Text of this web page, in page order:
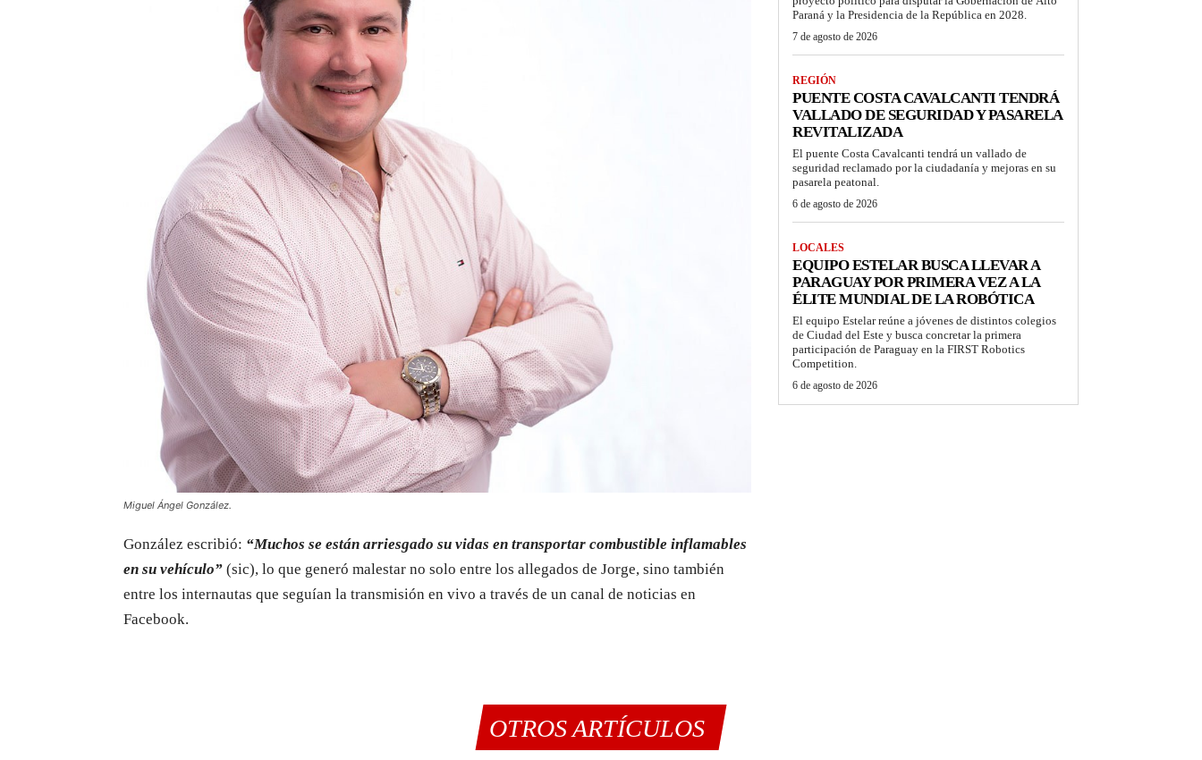
Miguel Ángel González.
González escribió: “Muchos se están arriesgado su vidas en transportar combustible inflamables
en su vehículo” (sic), lo que generó malestar no solo entre los allegados de Jorge, sino también
entre los internautas que seguían la transmisión en vivo a través de un canal de noticias en
Facebook.
Paraná y la Presidencia de la República en 2028.
7 de agosto de 2026
REGIÓN
PUENTE COSTA CAVALCANTI TENDRÁ
VALLADO DE SEGURIDAD Y PASARELA
REVITALIZADA
El puente Costa Cavalcanti tendrá un vallado de
seguridad reclamado por la ciudadanía y mejoras en su
pasarela peatonal.
6 de agosto de 2026
LOCALES
EQUIPO ESTELAR BUSCA LLEVAR A
PARAGUAY POR PRIMERA VEZ A LA
ÉLITE MUNDIAL DE LA ROBÓTICA
El equipo Estelar reúne a jóvenes de distintos colegios
de Ciudad del Este y busca concretar la primera
participación de Paraguay en la FIRST Robotics
Competition.
6 de agosto de 2026
OTROS ARTÍCULOS